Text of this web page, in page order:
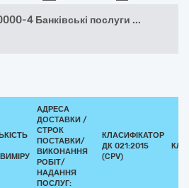
4 Банківські послуги ...
АДРЕСА
ДОСТАВКИ /
СТРОК
ПОСТАВКИ/
ВИКОНАННЯ
РОБІТ/
НАДАННЯ
ПОСЛУГ:
КЛАСИФІКАТОР
ДК 021:2015
(CPV)